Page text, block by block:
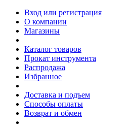
Вход или регистрация
О компании
Магазины
Каталог товаров
Прокат инструмента
Распродажа
Избранное
Доставка и подъем
Способы оплаты
Возврат и обмен